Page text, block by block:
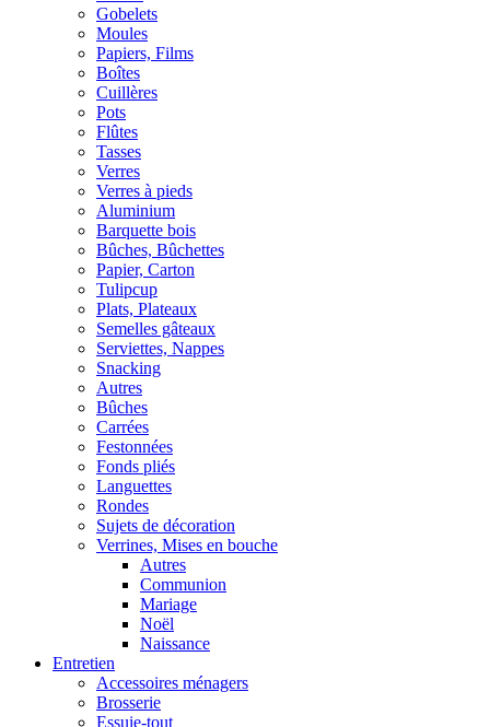
Gobelets
Moules
Papiers, Films
Boîtes
Cuillères
Pots
Flûtes
Tasses
Verres
Verres à pieds
Aluminium
Barquette bois
Bûches, Bûchettes
Papier, Carton
Tulipcup
Plats, Plateaux
Semelles gâteaux
Serviettes, Nappes
Snacking
Autres
Bûches
Carrées
Festonnées
Fonds pliés
Languettes
Rondes
Sujets de décoration
Verrines, Mises en bouche
Autres
Communion
Mariage
Noël
Naissance
Entretien
Accessoires ménagers
Brosserie
Essuie-tout